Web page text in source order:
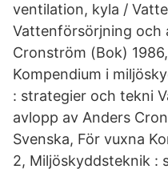
ventilation, kyla /
Vattenförsörjning och
Cronström (Bok)
Kompendium i
: strategier och tekni
avlopp av Anders
Svenska, För vuxna
2, Miljöskyddsteknik :